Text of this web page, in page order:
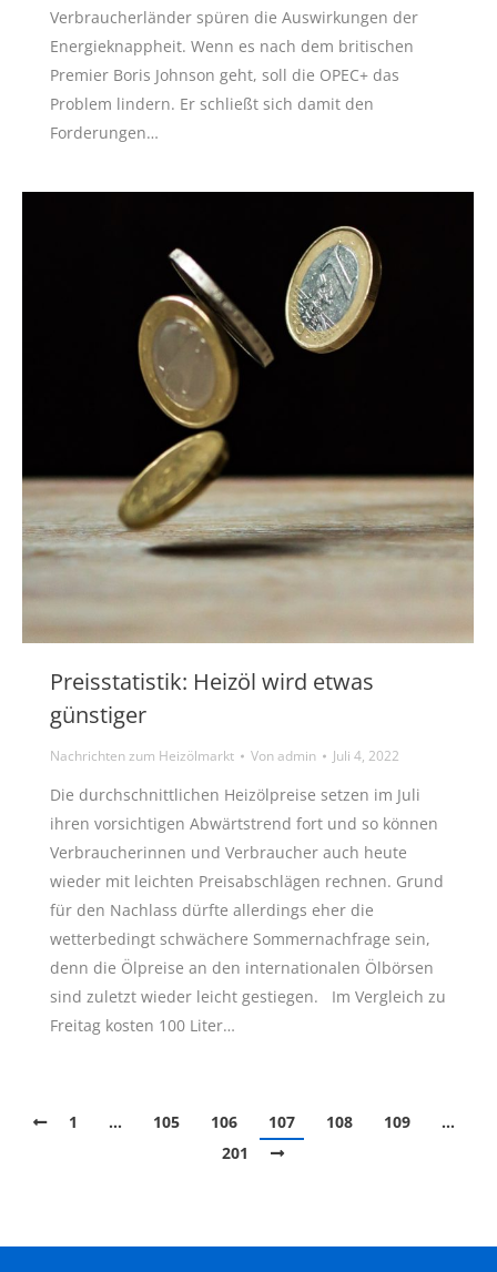
Verbraucherländer spüren die Auswirkungen der
Energieknappheit. Wenn es nach dem britischen
Premier Boris Johnson geht, soll die OPEC+ das
Problem lindern. Er schließt sich damit den
Forderungen…
Preisstatistik: Heizöl wird etwas
günstiger
Nachrichten zum Heizölmarkt Vonadmin Juli 4, 2022
Die durchschnittlichen Heizölpreise setzen im Juli
ihren vorsichtigen Abwärtstrend fort und so können
Verbraucherinnen und Verbraucher auch heute
wieder mit leichten Preisabschlägen rechnen. Grund
für den Nachlass dürfte allerdings eher die
wetterbedingt schwächere Sommernachfrage sein,
denn die Ölpreise an den internationalen Ölbörsen
sind zuletzt wieder leicht gestiegen. Im Vergleich zu
Freitag kosten 100 Liter…
1 … 105 106 107 108 109
…
201